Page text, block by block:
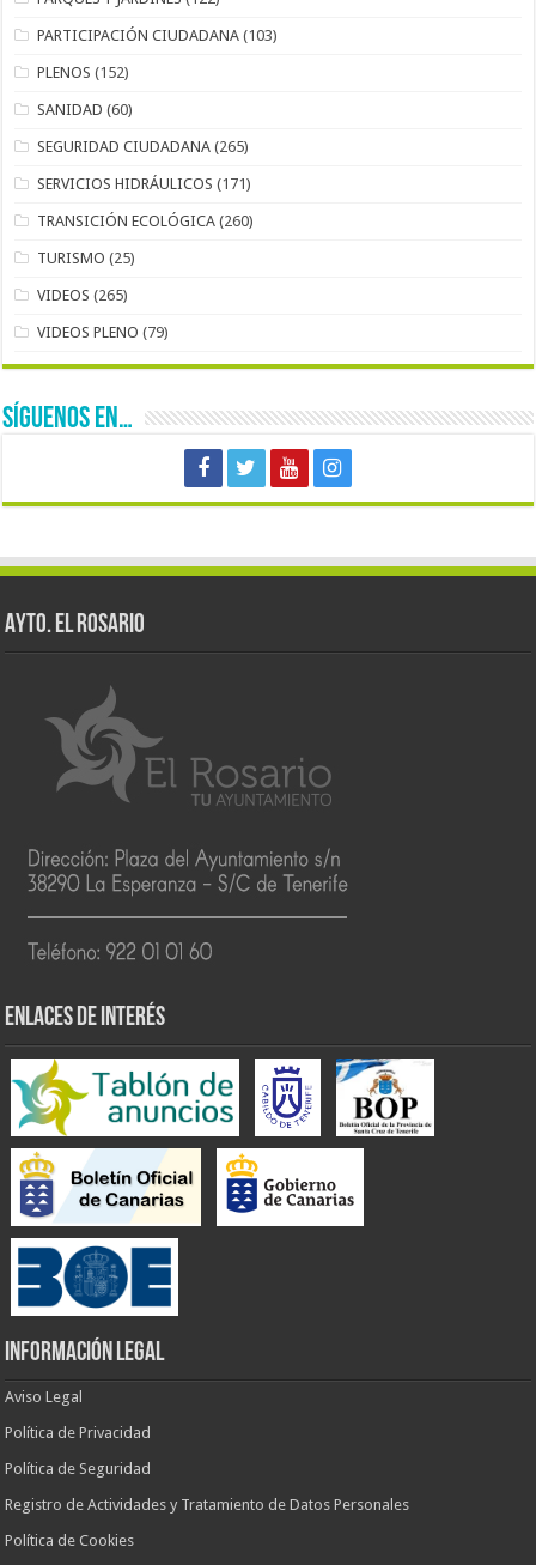
PARTICIPACIÓN CIUDADANA (103)
PLENOS (152)
SANIDAD (60)
SEGURIDAD CIUDADANA (265)
SERVICIOS HIDRÁULICOS (171)
TRANSICIÓN ECOLÓGICA (260)
TURISMO (25)
VIDEOS (265)
VIDEOS PLENO (79)
SÍGUENOS EN…
AYTO. EL ROSARIO
ENLACES DE INTERÉS
INFORMACIÓN LEGAL
Aviso Legal
Política de Privacidad
Política de Seguridad
Registro de Actividades y Tratamiento de Datos Personales
Política de Cookies